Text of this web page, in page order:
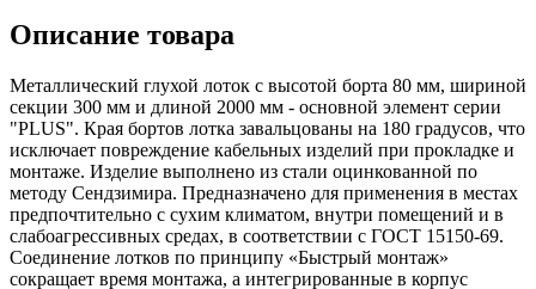
Описание товара
Металличеcкий глухой лоток с высотой борта 80 мм, шириной
секции 300 мм и длиной 2000 мм - основной элемент серии
"PLUS". Края бортов лотка завальцованы на 180 градусов, что
исключает повреждение кабельных изделий при прокладке и
монтаже. Изделие выполнено из стали оцинкованной по
методу Сендзимира. Предназначено для применения в местах
предпочтительно с сухим климатом, внутри помещений и в
слабоагрессивных средах, в соответствии с ГОСТ 15150-69.
Соединение лотков по принципу «Быстрый монтаж»
сокращает время монтажа, а интегрированные в корпус